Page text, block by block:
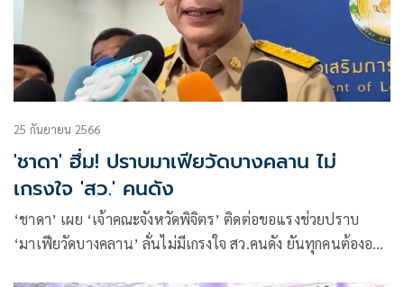
25 กันยายน 2566
'ชาดา' ฮึ่ม! ปราบมาเฟียวัดบางคลาน ไม่
เกรงใจ 'สว.' คนดัง
‘ชาดา’ เผย ‘เจ้าคณะจังหวัดพิจิตร’ ติดต่อขอแรงช่วยปราบ
‘มาเฟียวัดบางคลาน’ ลั่นไม่มีเกรงใจ สว.คนดัง ยันทุกคนต้องอยู่